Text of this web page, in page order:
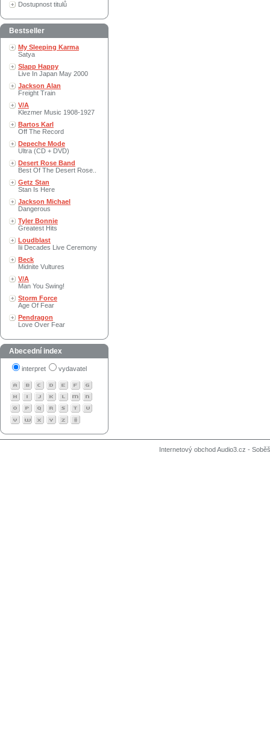
Dostupnost titulů
Bestseller
My Sleeping Karma
Satya
Slapp Happy
Live In Japan May 2000
Jackson Alan
Freight Train
V/A
Klezmer Music 1908-1927
Bartos Karl
Off The Record
Depeche Mode
Ultra (CD + DVD)
Desert Rose Band
Best Of The Desert Rose..
Getz Stan
Stan Is Here
Jackson Michael
Dangerous
Tyler Bonnie
Greatest Hits
Loudblast
Iii Decades Live Ceremony
Beck
Midnite Vultures
V/A
Man You Swing!
Storm Force
Age Of Fear
Pendragon
Love Over Fear
Abecední index
interpret vydavatel
Internetový obchod Audio3.cz -